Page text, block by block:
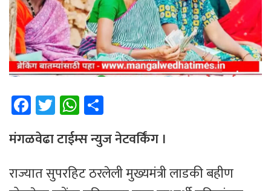
Fa
ce
b
o
ok
T
wi
tt
er
W
h
at
sA
p
ar
e
मंगळवेढा टाईम्स न्युज नेटवर्किंग ।
राज्यात सुपरहिट ठरलेली मुख्यमंत्री लाडकी बहीण